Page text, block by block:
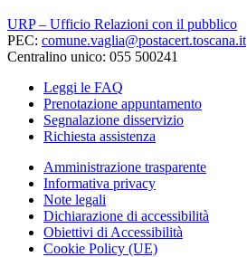
URP – Ufficio Relazioni con il pubblico
PEC: comune.vaglia@postacert.toscana.it
Centralino unico: 055 500241
Leggi le FAQ
Prenotazione appuntamento
Segnalazione disservizio
Richiesta assistenza
Amministrazione trasparente
Informativa privacy
Note legali
Dichiarazione di accessibilità
Obiettivi di Accessibilità
Cookie Policy (UE)